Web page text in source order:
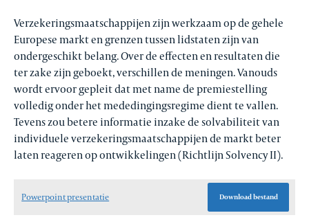
Verzekeringsmaatschappijen zijn werkzaam op de gehele
Europese markt en grenzen tussen lidstaten zijn van
ondergeschikt belang. Over de effecten en resultaten die
ter zake zijn geboekt, verschillen de meningen. Vanouds
wordt ervoor gepleit dat met name de premiestelling
volledig onder het mededingingsregime dient te vallen.
Tevens zou betere informatie inzake de solvabiliteit van
individuele verzekeringsmaatschappijen de markt beter
laten reageren op ontwikkelingen (Richtlijn Solvency II).
Powerpoint presentatie Download bestand